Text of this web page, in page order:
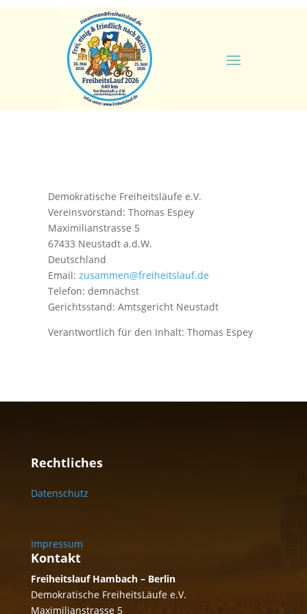
Demokratische Freiheitsläufe e.V.
Vereinsvorstand: Thomas Espey
Maximilianstrasse 5
67433 Neustadt a.d.W.
Deutschland
Email: zusammen@freiheitslauf.de
Telefon: demnächst
Gerichtsstand: Amtsgericht Neustadt
Verantwortlich für den Inhalt: Thomas Espey
Rechtliches
Datenschutz
Impressum
Kontakt
Freiheitslauf Hambach – Berlin
Demokratische FreiheitsLäufe e.V.
Maximilianstrasse 5